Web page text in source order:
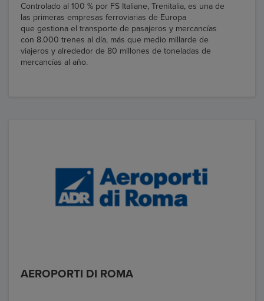
Controlado al 100 % por FS Italiane, Trenitalia, es una de
las primeras empresas ferroviarias de Europa
que gestiona el transporte de pasajeros y mercancías
con 8.000 trenes al día, más que medio millarde de
viajeros y alrededor de 80 millones de toneladas de
mercancías al año.
AEROPORTI DI ROMA